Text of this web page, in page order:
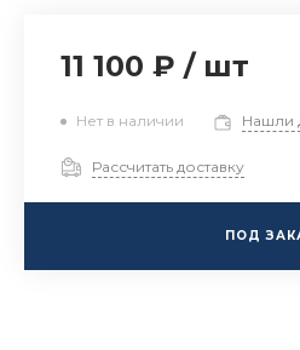
11 100 ₽ / шт
Нет в наличии Нашли
Рассчитать доставку
ПОД